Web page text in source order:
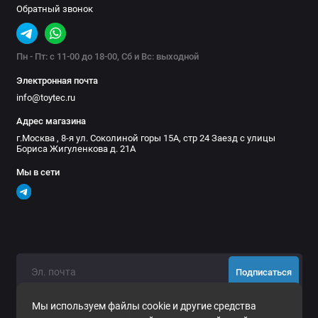
254
зад
пер
+
зад
пер
+ +
Мы используем файлы cookie и другие средства
Обратный звонок
Пн - Пт: с 11-00 до 18-00, Сб и Вс: выходной
Электронная почта
info@toytec.ru
Адрес магазина
г.Москва , 8-я ул. Соколиной горы 15А, стр 24 Заезд с улицы
Бориса Жигуленкова д. 21А
Мы в сети
Подписаться
Нажимая на кнопку «Подписаться», Вы даетесогласие на
обработку персональных данных.